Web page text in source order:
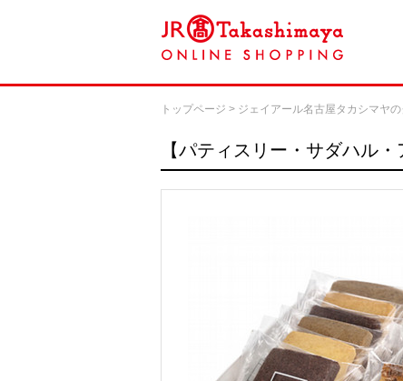
トップページ > ジェイアール名古屋タカシマヤ
【パティスリー・サダハル